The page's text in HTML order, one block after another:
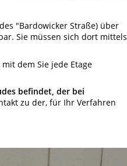
"Bardowicker Straße) über
Sie müssen sich dort mittels
dem Sie jede Etage
befindet, der bei
zu der, für Ihr Verfahren